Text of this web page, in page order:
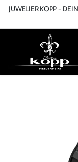
Zum Inhalt springen
JUWELIER KOPP -